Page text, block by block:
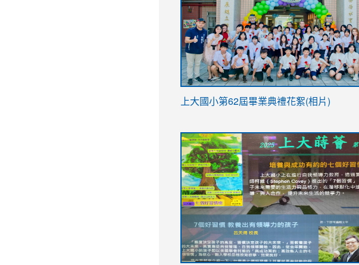
link
YfDQppRvyMk686kIw6SBbssEIZ6WnT/
usp=sharing
上大國小第62屆畢業典禮花絮(相片)
to
https://drive.google.com/file/d/1I-
YfDQppRvyMk686kIw6SBbssEIZ6WnT/
usp=sharing
to
https://sites.google.com/stes.tyc.edu.tw/